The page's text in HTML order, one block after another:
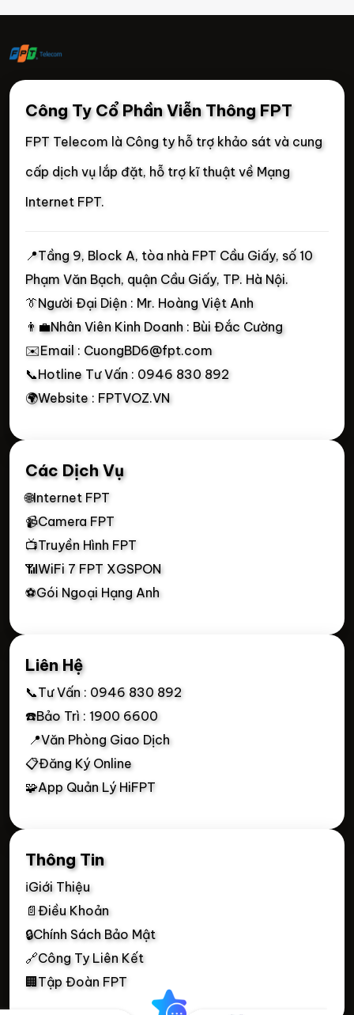
Công Ty Cổ Phần Viễn Thông FPT
FPT Telecom là Công ty hỗ trợ khảo sát và cung
cấp dịch vụ lắp đặt, hỗ trợ kĩ thuật về Mạng
Internet FPT.
📍Tầng 9, Block A, tòa nhà FPT Cầu Giấy, số 10
Phạm Văn Bạch, quận Cầu Giấy, TP. Hà Nội.
👔Người Đại Diện : Mr. Hoàng Việt Anh
👨‍💼Nhân Viên Kinh Doanh : Bùi Đắc Cường
✉️Email : CuongBD6@fpt.com
📞Hotline Tư Vấn : 0946 830 892
🌍Website : FPTVOZ.VN
Các Dịch Vụ
🌐Internet FPT
📹Camera FPT
📺Truyền Hình FPT
📶WiFi 7 FPT XGSPON
⚽Gói Ngoại Hạng Anh
Liên Hệ
📞Tư Vấn : 0946 830 892
☎️Bảo Trì : 1900 6600
📍Văn Phòng Giao Dịch
📋Đăng Ký Online
🧩App Quản Lý HiFPT
Thông Tin
ℹ️Giới Thiệu
📄Điều Khoản
🔒Chính Sách Bảo Mật
🔗Công Ty Liên Kết
🏢Tập Đoàn FPT